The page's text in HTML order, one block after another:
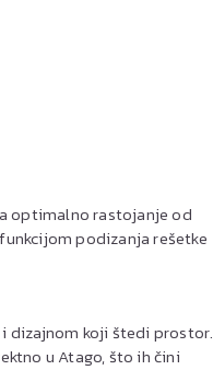
optimalno rastojanje od
podizanja rešetke
dizajnom koji štedi prostor.
u Atago, što ih čini